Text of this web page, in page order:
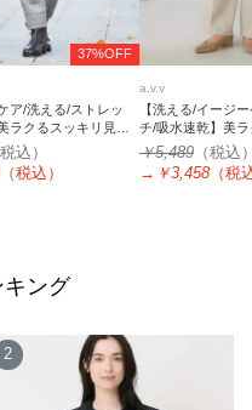
37%OFF
ア/洗える/ストレッ
ラクるスッキリ見え
パードパンツ
込）
（税込）
a.v.v
【洗える/イージ
チ/吸水速乾】美
えワイドパンツ
￥5,489（税込
→ ￥3,458（税
ング
2